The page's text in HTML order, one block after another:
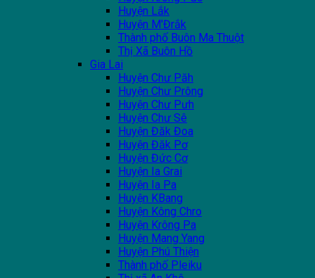
Huyện Lắk
Huyện M'Đrắk
Thành phố Buôn Ma Thuột
Thị Xã Buôn Hồ
Gia Lai
Huyện Chư Păh
Huyện Chư Prông
Huyện Chư Pưh
Huyện Chư Sê
Huyện Đăk Đoa
Huyện Đăk Pơ
Huyện Đức Cơ
Huyện Ia Grai
Huyện Ia Pa
Huyện KBang
Huyện Kông Chro
Huyện Krông Pa
Huyện Mang Yang
Huyện Phú Thiện
Thành phố Pleiku